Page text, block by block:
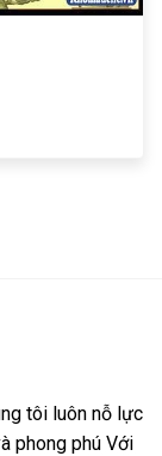
tôi luôn nỗ lực
phong phú Với